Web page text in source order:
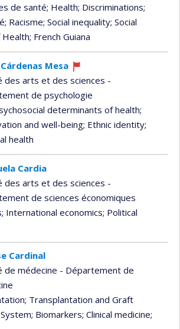
de santé; Health; Discriminations;
; Racisme; Social inequality; Social
; French Guiana
Mesa
Currently
recruiting
des arts et des sciences -
de psychologie
determinants of health;
and well-being; Ethnic identity;
health
Cardia
des arts et des sciences -
de sciences économiques
; International economics; Political
Cardinal
de médecine - Département de
; Transplantation and Graft
; Biomarkers; Clinical medicine;